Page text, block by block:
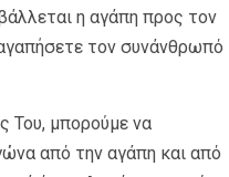
η αγάπη προς τον
τον συνάνθρωπό
Του, μπορούμε να
από την αγάπη και από